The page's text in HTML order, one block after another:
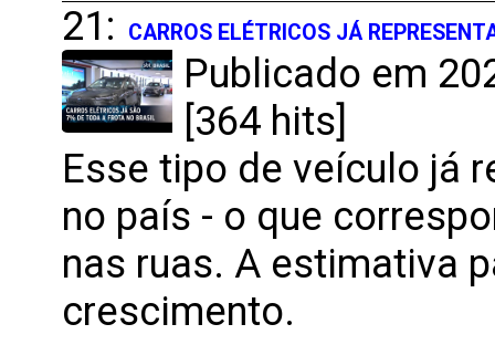
21:
CARROS ELÉTRICOS JÁ
Publicado em
[364 hits]
Esse tipo de veículo já
no país - o que
nas ruas. A estimativa
crescimento.